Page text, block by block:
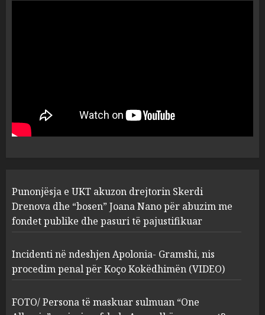
1
“bosen” Joana Nano për
abuzim me fondet publike dhe
pasuri të pajustifikuar
2
Apolonia- Gramshi, nis
procedim penal për Koço
Kokëdhimën (VIDEO)
MARCH 27, 2025
FOTO/ Persona të maskuar
sulmuan “One Albania”,
ngjarja u fsheh. A u vodhën
serverat?
Punonjësja e UKT akuzon drejtorin Skerdi
Drenova dhe “bosen” Joana Nano për abuzim me
fondet publike dhe pasuri të pajustifikuar
Incidenti në ndeshjen Apolonia- Gramshi, nis
procedim penal për Koço Kokëdhimën (VIDEO)
FOTO/ Persona të maskuar sulmuan “One